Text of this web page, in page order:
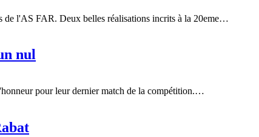
de l'AS FAR. Deux belles réalisations incrits à la 20eme…
nul
pour leur dernier match de la compétition.…